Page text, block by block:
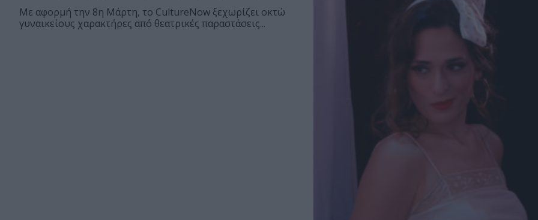
Με αφορμή την 8η Μάρτη, το CultureNow ξεχωρίζει οκτώ
γυναικείους χαρακτήρες από θεατρικές παραστάσεις...